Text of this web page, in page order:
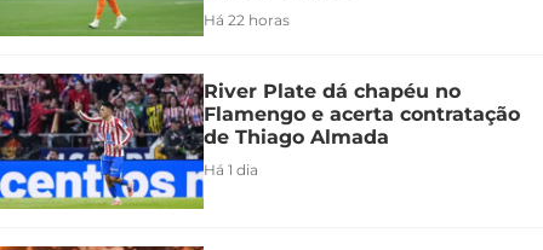
Há 22 horas
River Plate dá chapéu no
Flamengo e acerta contratação
de Thiago Almada
Há 1 dia